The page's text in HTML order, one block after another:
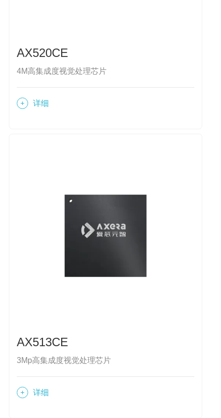
AX520CE
4M高集成度视觉处理芯片
详细
AX513CE
3Mp高集成度视觉处理芯片
详细